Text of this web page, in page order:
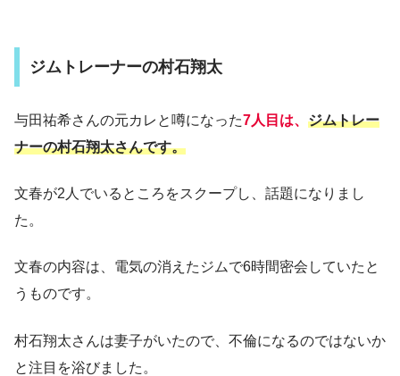
ジムトレーナーの村石翔太
与田祐希さんの元カレと噂になった7人目は、 ジムトレー
ナーの村石翔太さんです。
文春が2人でいるところをスクープし、話題になりまし
た。
文春の内容は、電気の消えたジムで6時間密会していたと
うものです。
村石翔太さんは妻子がいたので、不倫になるのではないか
と注目を浴びました。